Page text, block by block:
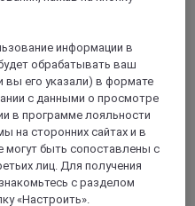
at any time.
информации в
обрабатывать ваш
вы его указали) в формате
с данными о просмотре
в программе лояльности
на сторонних сайтах и в
могут быть сопоставлены с
лиц. Для получения
с разделом
«Настроить».